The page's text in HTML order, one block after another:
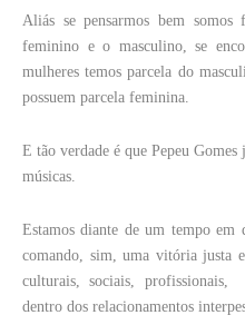
Aliás se pensarmos bem somos
feminino e o masculino, se
mulheres temos parcela do
possuem parcela feminina.
E tão verdade é que Pepeu Gomes
músicas.
Estamos diante de um tempo em
comando, sim, uma vitória justa
culturais, sociais, profissionais,
dentro dos relacionamentos